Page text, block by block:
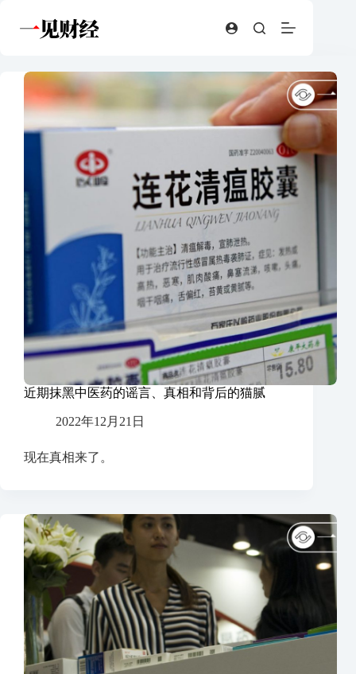
近期抹黑中医药的谣言、真相和背后的猫腻
2022年12月21日
现在真相来了。